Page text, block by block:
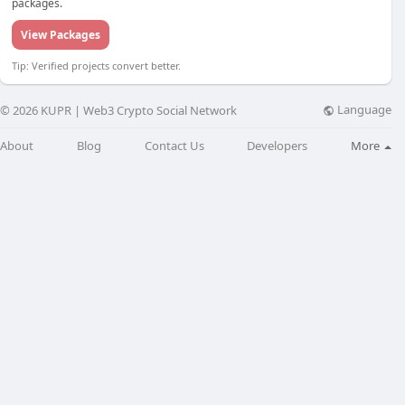
packages.
View Packages
Tip: Verified projects convert better.
© 2026 KUPR | Web3 Crypto Social Network Language
About Blog Contact Us Developers More